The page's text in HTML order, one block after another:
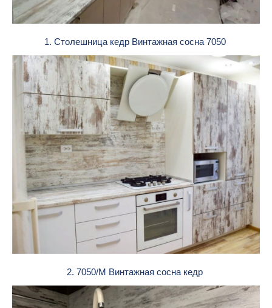
1. Столешница кедр Винтажная сосна 7050
2. 7050/М Винтажная сосна кедр